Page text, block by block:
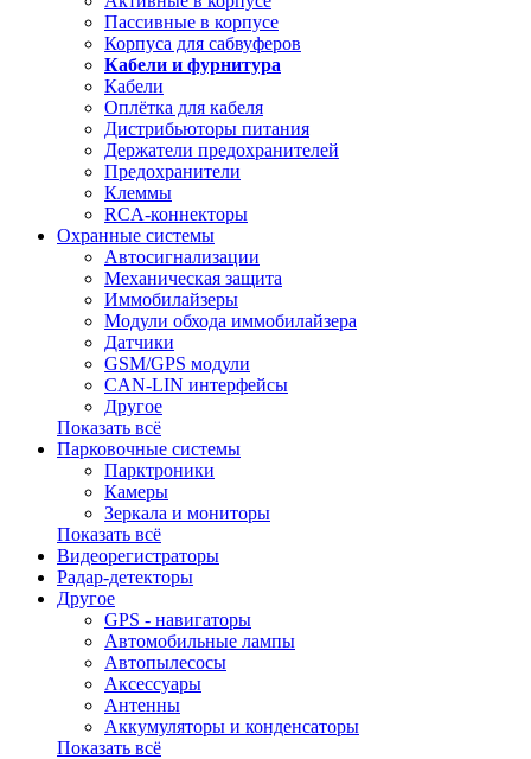
Пассивные в корпусе
Корпуса для сабвуферов
Кабели и фурнитура
Кабели
Оплётка для кабеля
Дистрибьюторы питания
Держатели предохранителей
Предохранители
Клеммы
RCA-коннекторы
Охранные системы
Автосигнализации
Механическая защита
Иммобилайзеры
Модули обхода иммобилайзера
Датчики
GSM/GPS модули
CAN-LIN интерфейсы
Другое
Показать всё
Парковочные системы
Парктроники
Камеры
Зеркала и мониторы
Показать всё
Видеорегистраторы
Радар-детекторы
Другое
GPS - навигаторы
Автомобильные лампы
Автопылесосы
Аксессуары
Антенны
Аккумуляторы и конденсаторы
Показать всё